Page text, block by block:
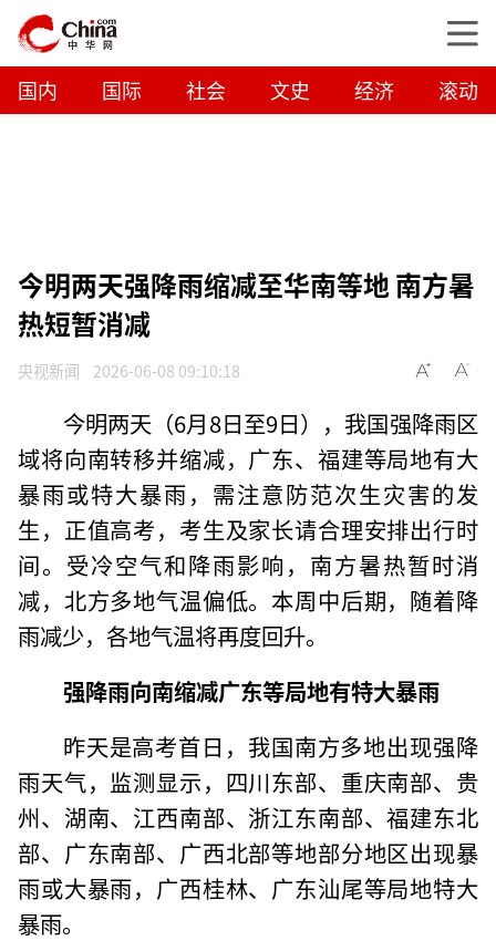
国内 国际 社会 文史 经济 滚动
今明两天强降雨缩减至华南等地 南方暑
热短暂消减
央视新闻 2026-06-08 09:10:18
今明两天（6月8日至9日），我国强降雨区
域将向南转移并缩减，广东、福建等局地有大
暴雨或特大暴雨，需注意防范次生灾害的发
生，正值高考，考生及家长请合理安排出行时
间。受冷空气和降雨影响，南方暑热暂时消
减，北方多地气温偏低。本周中后期，随着降
雨减少，各地气温将再度回升。
强降雨向南缩减广东等局地有特大暴雨
昨天是高考首日，我国南方多地出现强降
雨天气，监测显示，四川东部、重庆南部、贵
州、湖南、江西南部、浙江东南部、福建东北
部、广东南部、广西北部等地部分地区出现暴
雨或大暴雨，广西桂林、广东汕尾等局地特大
暴雨。